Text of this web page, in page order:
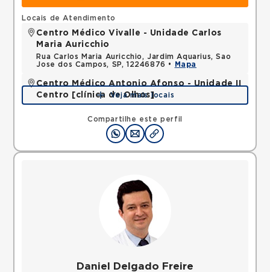
Compartilhe este perfil
Locais de Atendimento
Centro Médico Vivalle - Unidade Carlos
Maria Auricchio
Rua Carlos Maria Auricchio, Jardim Aquarius, Sao
Jose dos Campos, SP, 12246876 •
Mapa
Centro Médico Antonio Afonso - Unidade II
Centro [clínica de Olhos]
Rua Quinze de Novembro, Centro, Jacarei, SP,
Mapa
Veja mais locais
Daniel Delgado Freire